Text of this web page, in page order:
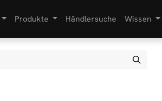
Produkte Händlersuche Wissen